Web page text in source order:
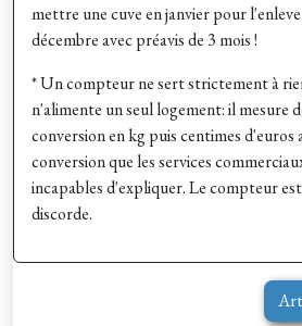
mettre une cuve en janvier pour
décembre avec préavis de 3 mois !
* Un compteur ne sert strictement à
n'alimente un seul logement: il mesure
conversion en kg puis centimes d'euros
conversion que les services
incapables d'expliquer. Le compteur
discorde.